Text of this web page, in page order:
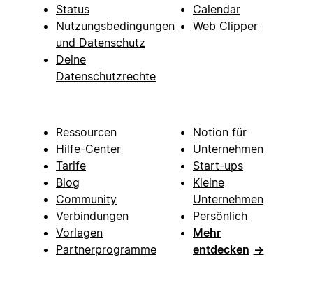
Status
Nutzungsbedingungen
und Datenschutz
Deine
Datenschutzrechte
Calendar
Web Clipper
Ressourcen
Hilfe-Center
Tarife
Blog
Community
Verbindungen
Vorlagen
Partnerprogramme
Notion für
Unternehmen
Start-ups
Kleine
Unternehmen
Persönlich
Mehr
entdecken →